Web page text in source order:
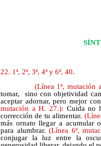
22. 1ª, 2ª, 3ª, 4ª y 6ª, 40.
(Línea 1ª,
tomar,
sino con objetividad
aceptar adornar, pero mejor
mutación a H. 27.): Cuida no
corrección de tu alimentar.
más ornato llegar a acumular
para alumbrar.(Línea 6ª,
conjugar la luz entre la